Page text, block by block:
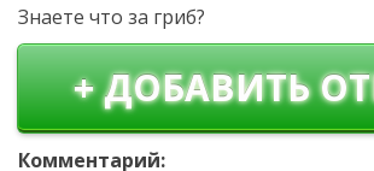
Знаете что за гриб?
+ ДОБАВИТЬ
Комментарий: